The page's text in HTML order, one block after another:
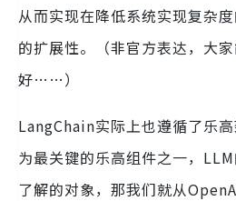
从而实现在降低系统实现复杂
的扩展性。（非官方表达，大
好……）
LangChain实际上也遵循了乐
为最关键的乐高组件之一，
了解的对象，那我们就从